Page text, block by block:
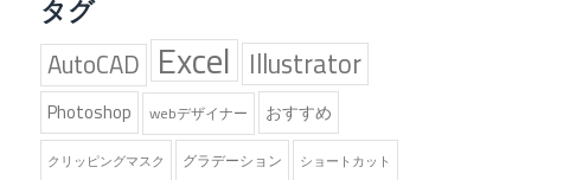
タグ
AutoCAD Excel Illustrator
Photoshop webデザイナー おすすめ
クリッピングマスク グラデーション ショートカット